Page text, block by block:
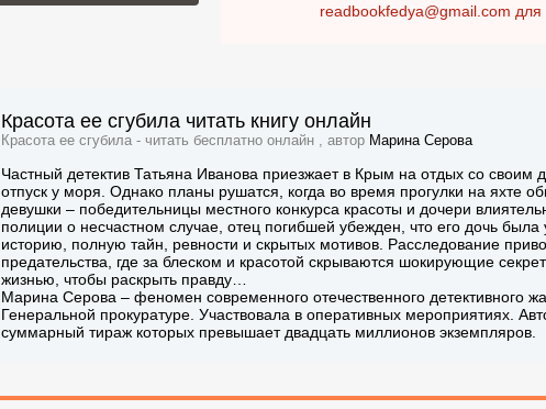
readbookfedya@gmail.com для
Красота ее сгубила читать книгу онлайн
Красота ее сгубила - читать бесплатно онлайн , автор Марина Серова
Частный детектив Татьяна Иванова приезжает в Крым на отдых со своим
отпуск у моря. Однако планы рушатся, когда во время прогулки на яхте
девушки – победительницы местного конкурса красоты и дочери
полиции о несчастном случае, отец погибшей убежден, что его дочь была
историю, полную тайн, ревности и скрытых мотивов. Расследование
предательства, где за блеском и красотой скрываются шокирующие
жизнью, чтобы раскрыть правду…
Марина Серова – феномен современного отечественного детективного
Генеральной прокуратуре. Участвовала в оперативных мероприятиях.
суммарный тираж которых превышает двадцать миллионов экземпляров.